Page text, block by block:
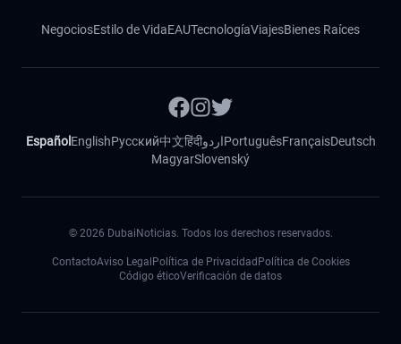
NegociosEstilo de VidaEAUTecnologíaViajesBienes Raíces
Español EnglishРусский中文हिंदीاردوPortuguêsFrançaisDeutsch
MagyarSlovenský
© 2026 DubaiNoticias. Todos los derechos reservados.
ContactoAviso Legal Política de Privacidad Política de Cookies
Código éticoVerificación de datos